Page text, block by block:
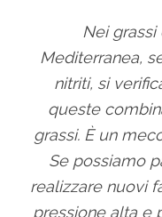
Nei
Mediterranea,
nitriti, si
queste
grassi. È un
Se possiamo
realizzare nuovi
pressione alta e